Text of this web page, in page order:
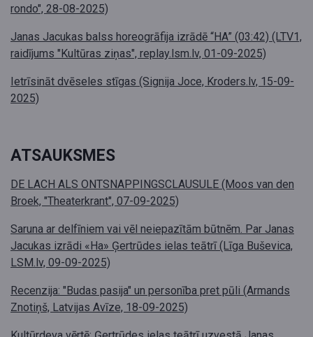
rondo", 28-08-2025)
Janas Jacukas balss horeogrāfija izrādē “HA” (03:42) (LTV1,
raidījums "Kultūras ziņas", replay.lsm.lv, 01-09-2025)
Ietrīsināt dvēseles stīgas (Signija Joce, Kroders.lv, 15-09-
2025)
ATSAUKSMES
DE LACH ALS ONTSNAPPINGSCLAUSULE (Moos van den
Broek, "Theaterkrant", 07-09-2025)
Saruna ar delfīniem vai vēl neiepazītām būtnēm. Par Janas
Jacukas izrādi «Ha» Ģertrūdes ielas teātrī (Līga Buševica,
LSM.lv, 09-09-2025)
Recenzija: "Budas pasija" un personība pret pūli (Armands
Znotiņš, Latvijas Avīze, 18-09-2025)